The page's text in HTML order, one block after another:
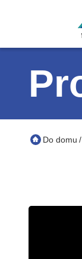
Do domu /